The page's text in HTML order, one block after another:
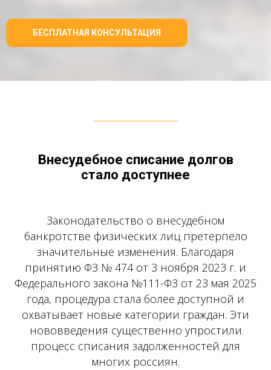
БЕСПЛАТНАЯ КОНСУЛЬТАЦИЯ
Внесудебное списание долгов
стало доступнее
Законодательство о внесудебном
банкротстве физических лиц претерпело
значительные изменения. Благодаря
принятию ФЗ № 474 от 3 ноября 2023 г. и
Федерального закона №111-ФЗ от 23 мая 2025
года, процедура стала более доступной и
охватывает новые категории граждан. Эти
нововведения существенно упростили
процесс списания задолженностей для
многих россиян.